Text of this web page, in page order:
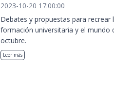
2023-10-20 17:00:00
Debates y propuestas para recrear
formación universitaria y el mundo
octubre.
Leer más